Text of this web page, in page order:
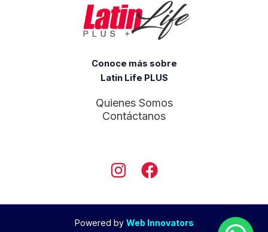
Conoce más sobre
Latin Life PLUS
Quienes Somos
Contáctanos
Powered by Web Innovators